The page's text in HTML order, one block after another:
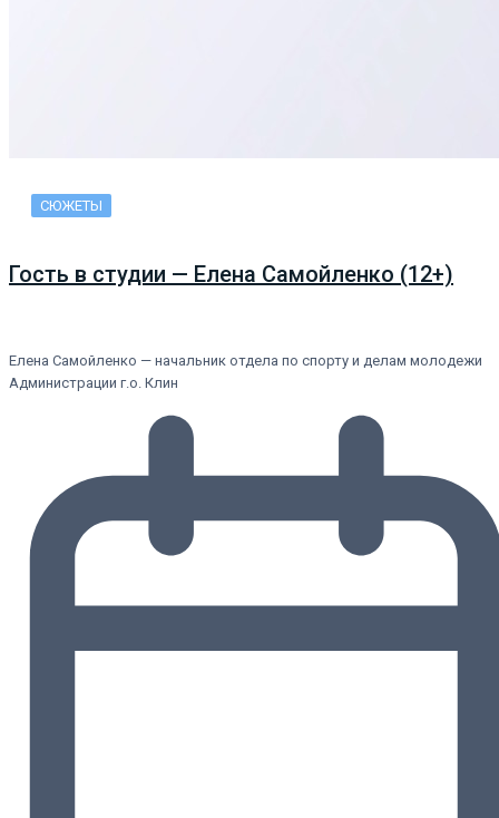
СЮЖЕТЫ
Гость в студии — Елена Самойленко (12+)
Елена Самойленко — начальник отдела по спорту и делам молодежи
Администрации г.о. Клин